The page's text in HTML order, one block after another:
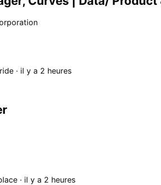
· il y a 2 heures
· il y a 2 heures